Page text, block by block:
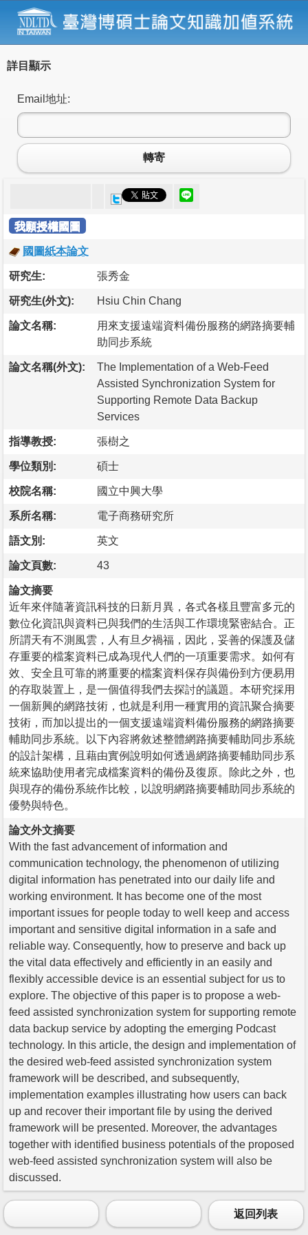
詳目顯示
Email地址:
轉寄
我願授權國圖
國圖紙本論文
研究生: 張秀金
研究生(外文): Hsiu Chin Chang
論文名稱:
用來支援遠端資料備份服務的網路摘要輔
助同步系統
論文名稱(外文):
The Implementation of a Web-Feed
Assisted Synchronization System for
Supporting Remote Data Backup
Services
指導教授: 張樹之
學位類別: 碩士
校院名稱: 國立中興大學
系所名稱: 電子商務研究所
語文別: 英文
論文頁數: 43
論文摘要
近年來伴隨著資訊科技的日新月異，各式各樣且豐富多元的
數位化資訊與資料已與我們的生活與工作環境緊密結合。正
所謂天有不測風雲，人有旦夕禍福，因此，妥善的保護及儲
存重要的檔案資料已成為現代人們的一項重要需求。如何有
效、安全且可靠的將重要的檔案資料保存與備份到方便易用
的存取裝置上，是一個值得我們去探討的議題。本研究採用
一個新興的網路技術，也就是利用一種實用的資訊聚合摘要
技術，而加以提出的一個支援遠端資料備份服務的網路摘要
輔助同步系統。以下內容將敘述整體網路摘要輔助同步系統
的設計架構，且藉由實例說明如何透過網路摘要輔助同步系
統來協助使用者完成檔案資料的備份及復原。除此之外，也
與現存的備份系統作比較，以說明網路摘要輔助同步系統的
優勢與特色。
論文外文摘要
With the fast advancement of information and
communication technology, the phenomenon of utilizing
digital information has penetrated into our daily life and
working environment. It has become one of the most
important issues for people today to well keep and access
important and sensitive digital information in a safe and
reliable way. Consequently, how to preserve and back up
the vital data effectively and efficiently in an easily and
flexibly accessible device is an essential subject for us to
explore. The objective of this paper is to propose a web-
feed assisted synchronization system for supporting remote
data backup service by adopting the emerging Podcast
technology. In this article, the design and implementation of
the desired web-feed assisted synchronization system
framework will be described, and subsequently,
implementation examples illustrating how users can back
up and recover their important file by using the derived
framework will be presented. Moreover, the advantages
together with identified business potentials of the proposed
web-feed assisted synchronization system will also be
discussed.
返回列表